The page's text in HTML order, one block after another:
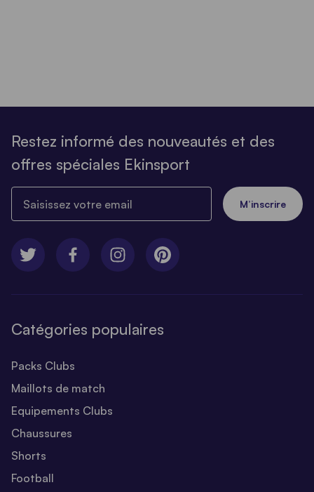
Restez informé des nouveautés et des
offres spéciales Ekinsport
M’inscrire
Catégories populaires
Packs Clubs
Maillots de match
Equipements Clubs
Chaussures
Shorts
Football